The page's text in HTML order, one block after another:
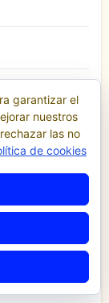
garantizar el
nuestros
las no
de cookies